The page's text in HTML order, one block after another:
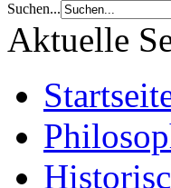
Suchen...
Aktuelle